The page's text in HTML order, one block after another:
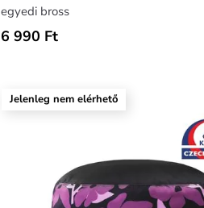
egyedi bross
6 990 Ft
Jelenleg nem elérhető